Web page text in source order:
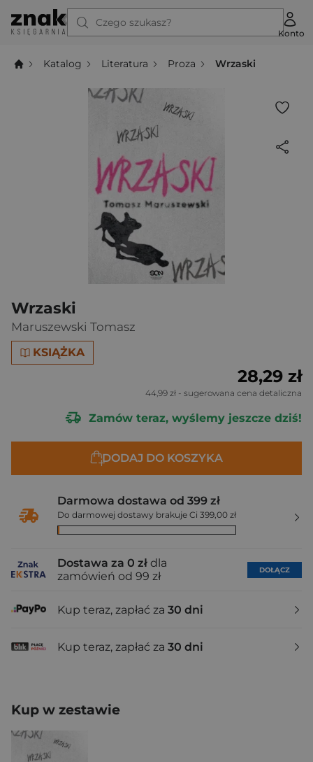
Czego szukasz?
Konto
Katalog Literatura Proza Wrzaski
Wrzaski
Maruszewski Tomasz
KSIĄŻKA
28,29 zł
44,99 zł - sugerowana cena detaliczna
Zamów teraz, wyślemy jeszcze dziś!
DODAJ DO KOSZYKA
Darmowa dostawa od 399 zł
Do darmowej dostawy brakuje Ci 399,00 zł
Dostawa za 0 zł dla
zamówień od 99 zł
DOŁĄCZ
Kup teraz, zapłać za 30 dni
Kup teraz, zapłać za 30 dni
Kup w zestawie